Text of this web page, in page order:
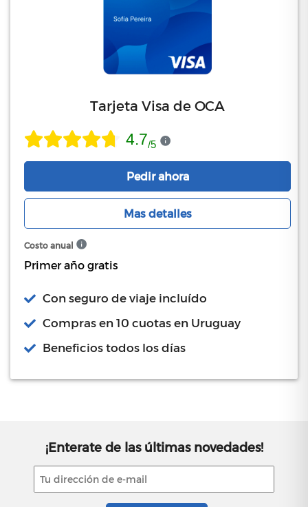
Tarjeta Visa de OCA
4.7/5
Pedir ahora
Mas detalles
Costo anual
Primer año gratis
Con seguro de viaje incluído
Compras en 10 cuotas en Uruguay
Beneficios todos los días
¡Enterate de las últimas novedades!